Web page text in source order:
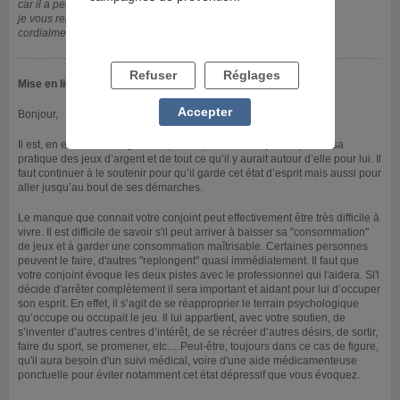
car il a peur du manque et de tombé dans un état dépressif...
je vous remercie
cordialment
Mise en ligne le 11/01/2016
Bonjour,
Il est, en effet, encourageant et positif que votre conjoint repense sa
pratique des jeux d’argent et de tout ce qu’il y aurait autour d’elle pour lui. Il
faut continuer à le soutenir pour qu’il garde cet état d’esprit mais aussi pour
aller jusqu’au bout de ses démarches.
Le manque que connait votre conjoint peut effectivement être très difficile à
vivre. Il est difficile de savoir s'il peut arriver à baisser sa "consommation"
de jeux et à garder une consommation maîtrisable. Certaines personnes
peuvent le faire, d'autres "replongent" quasi immédiatement. Il faut que
votre conjoint évoque les deux pistes avec le professionnel qui l'aidera. Si'l
décide d'arrêter complètement il sera important et aidant pour lui d’occuper
son esprit. En effet, il s’agit de se réapproprier le terrain psychologique
qu’occupe ou occupait le jeu. Il lui appartient, avec votre soutien, de
s’inventer d’autres centres d’intérêt, de se récréer d’autres désirs, de sortir,
faire du sport, se promener, etc.…Peut-être, toujours dans ce cas de figure,
qu'il aura besoin d'un suivi médical, voire d'une aide médicamenteuse
ponctuelle pour éviter notamment cet état dépressif que vous évoquez.
Refuser Réglages
Accepter